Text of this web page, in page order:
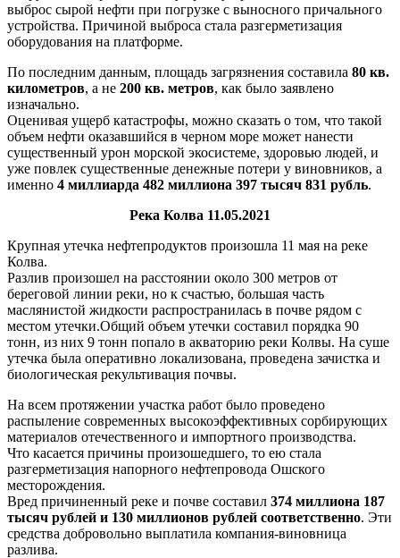
выброс сырой нефти при погрузке с выносного причального
устройства. Причиной выброса стала разгерметизация
оборудования на платформе.
По последним данным, площадь загрязнения составила 80 кв.
километров, а не 200 кв. метров, как было заявлено
изначально.
Оценивая ущерб катастрофы, можно сказать о том, что такой
объем нефти оказавшийся в черном море может нанести
существенный урон морской экосистеме, здоровью людей, и
уже повлек существенные денежные потери у виновников, а
именно 4 миллиарда 482 миллиона 397 тысяч 831 рубль.
Река Колва 11.05.2021
Крупная утечка нефтепродуктов произошла 11 мая на реке
Колва.
Разлив произошел на расстоянии около 300 метров от
береговой линии реки, но к счастью, большая часть
маслянистой жидкости распространилась в почве рядом с
местом утечки.Общий объем утечки составил порядка 90
тонн, из них 9 тонн попало в акваторию реки Колвы. На суше
утечка была оперативно локализована, проведена зачистка и
биологическая рекультивация почвы.
На всем протяжении участка работ было проведено
распыление современных высокоэффективных сорбирующих
материалов отечественного и импортного производства.
Что касается причины произошедшего, то ею стала
разгерметизация напорного нефтепровода Ошского
месторождения.
Вред причиненный реке и почве составил 374 миллиона 187
тысяч рублей и 130 миллионов рублей соответственно. Эти
средства добровольно выплатила компания-виновница
разлива.